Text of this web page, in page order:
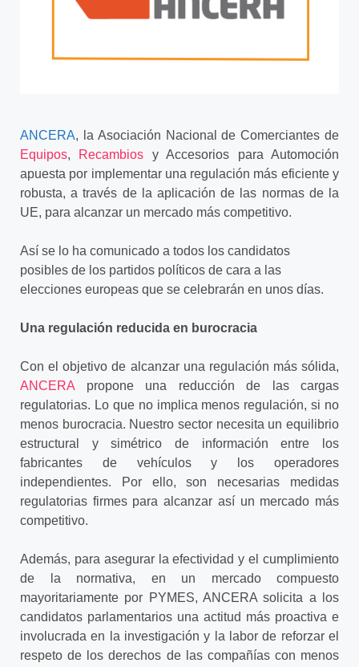
ANCERA, la Asociación Nacional de Comerciantes de
Equipos, Recambios y Accesorios para Automoción
apuesta por implementar una regulación más eficiente y
robusta, a través de la aplicación de las normas de la
UE, para alcanzar un mercado más competitivo.
Así se lo ha comunicado a todos los candidatos
posibles de los partidos políticos de cara a las
elecciones europeas que se celebrarán en unos días.
Una regulación reducida en burocracia
Con el objetivo de alcanzar una regulación más sólida,
ANCERA propone una reducción de las cargas
regulatorias. Lo que no implica menos regulación, si no
menos burocracia. Nuestro sector necesita un equilibrio
estructural y simétrico de información entre los
fabricantes de vehículos y los operadores
independientes. Por ello, son necesarias medidas
regulatorias firmes para alcanzar así un mercado más
competitivo.
Además, para asegurar la efectividad y el cumplimiento
de la normativa, en un mercado compuesto
mayoritariamente por PYMES, ANCERA solicita a los
candidatos parlamentarios una actitud más proactiva e
involucrada en la investigación y la labor de reforzar el
respeto de los derechos de las compañías con menos